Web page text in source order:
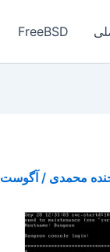
FreeBSD
محمدی / آگوست 11, 2015